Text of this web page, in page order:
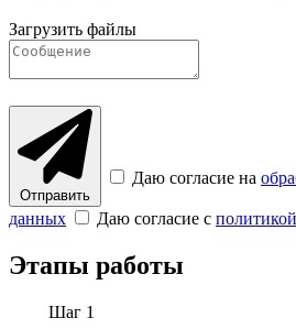
Загрузить файлы
Отправить
Даю согласие на
данных Даю согласие с
Этапы работы
Шаг 1